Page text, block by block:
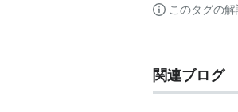
このタグの
関連ブログ